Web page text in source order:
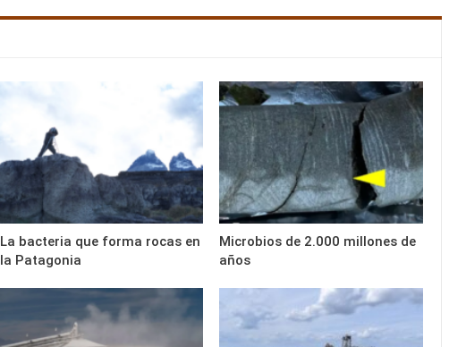
La bacteria que forma rocas en
la Patagonia
Microbios de 2.000 millones de
años